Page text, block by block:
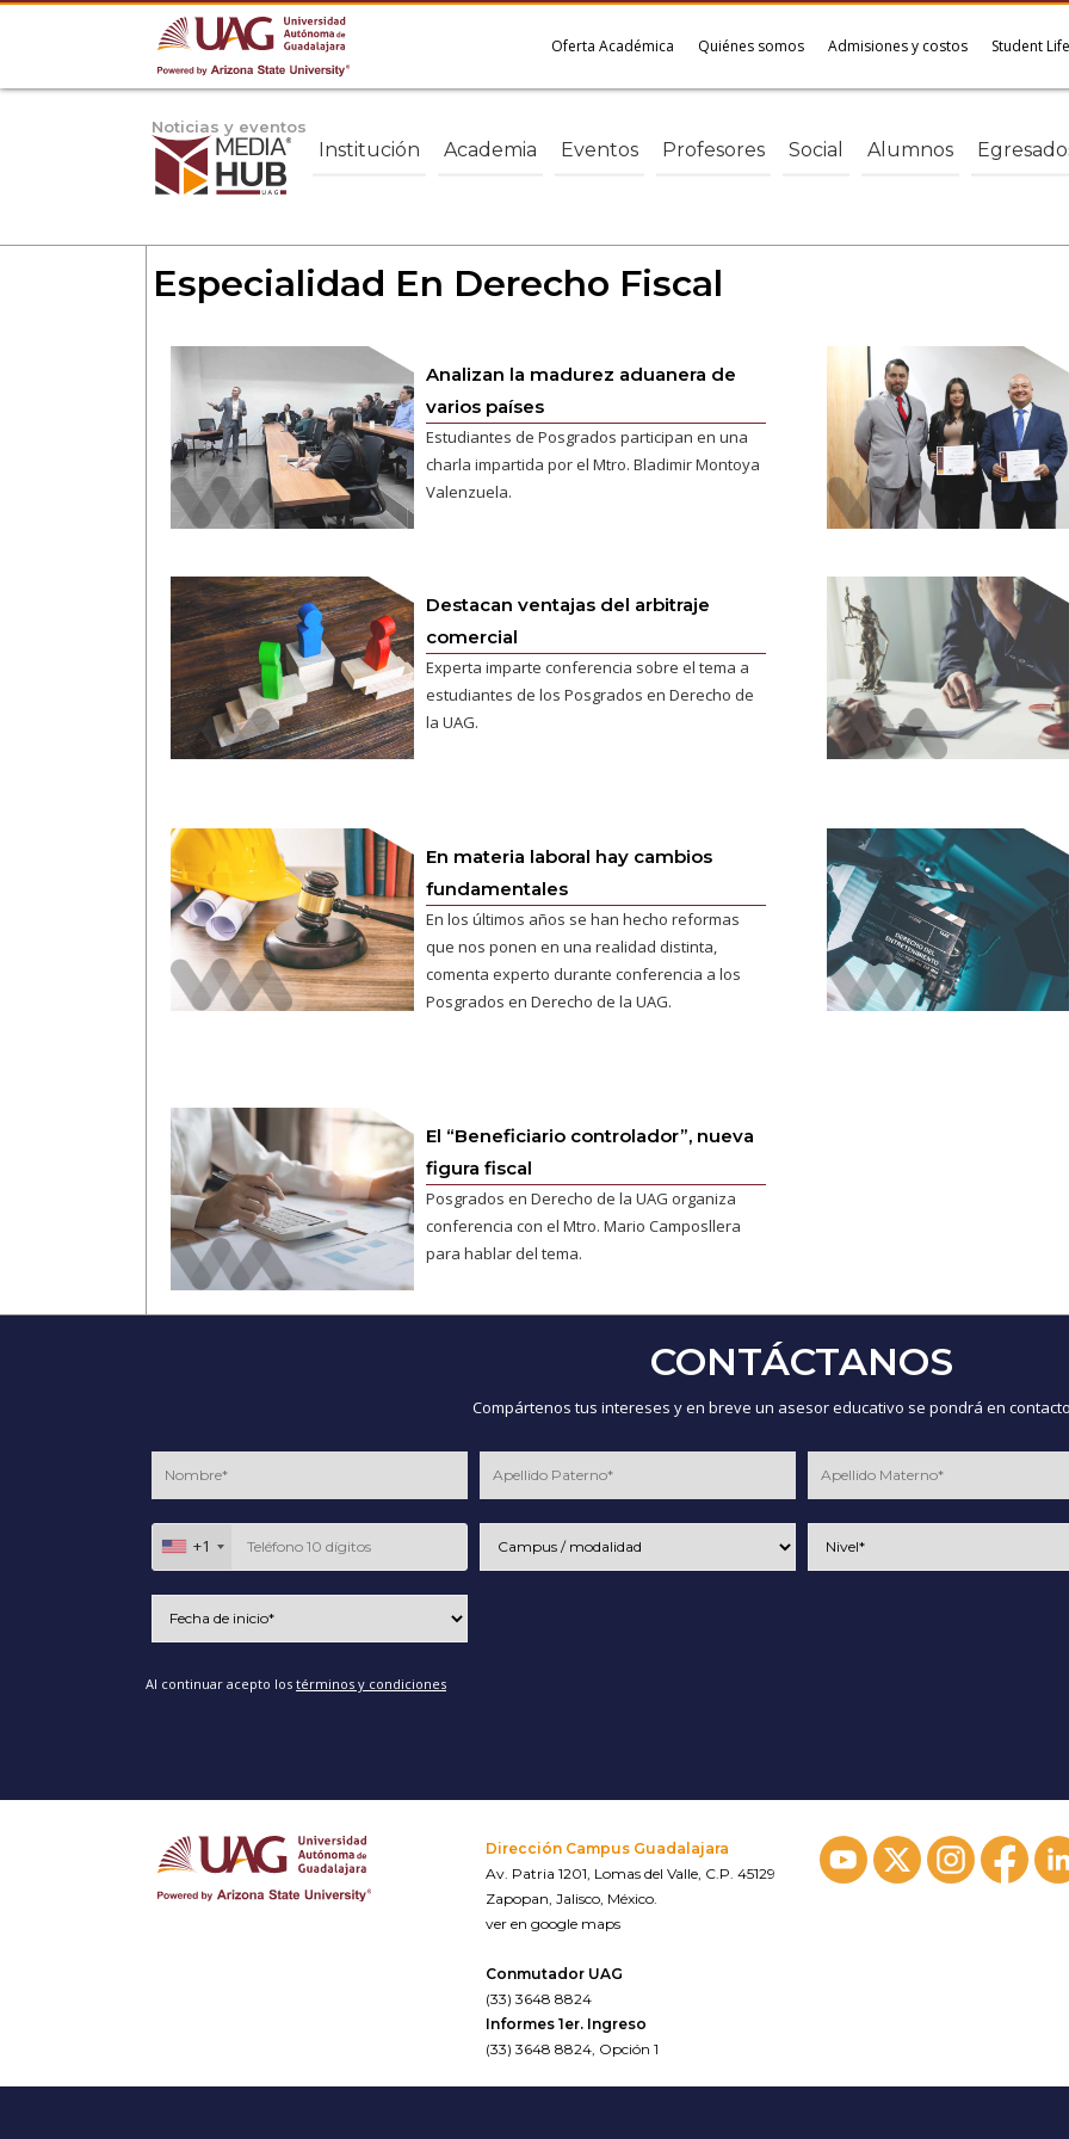
Oferta Académica Quiénes somos Admisiones y costos Student Life
Noticias y eventos
Institución Academia Eventos Profesores Social Alumnos
Especialidad En Derecho Fiscal
Analizan la madurez aduanera de
varios países
Estudiantes de Posgrados participan en una
charla impartida por el Mtro. Bladimir Montoya
Valenzuela.
Destacan ventajas del arbitraje
comercial
Experta imparte conferencia sobre el tema a
estudiantes de los Posgrados en Derecho de
la UAG.
En materia laboral hay cambios
fundamentales
En los últimos años se han hecho reformas
que nos ponen en una realidad distinta,
comenta experto durante conferencia a los
Posgrados en Derecho de la UAG.
El “Beneficiario controlador”, nueva
figura fiscal
Posgrados en Derecho de la UAG organiza
conferencia con el Mtro. Mario Camposllera
para hablar del tema.
CONTÁCTANOS
Compártenos tus intereses y en breve un asesor educativo se pondrá en
+1
Al continuar acepto los términos y condiciones
Dirección Campus Guadalajara
Av. Patria 1201, Lomas del Valle, C.P. 45129
Zapopan, Jalisco, México.
ver en google maps
Conmutador UAG
(33) 3648 8824
Informes 1er. Ingreso
(33) 3648 8824, Opción 1